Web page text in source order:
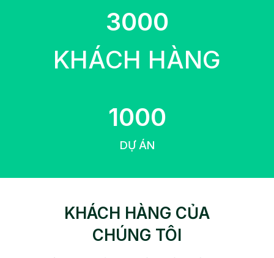
3000
KHÁCH HÀNG
1000
DỰ ÁN
KHÁCH HÀNG CỦA
CHÚNG TÔI